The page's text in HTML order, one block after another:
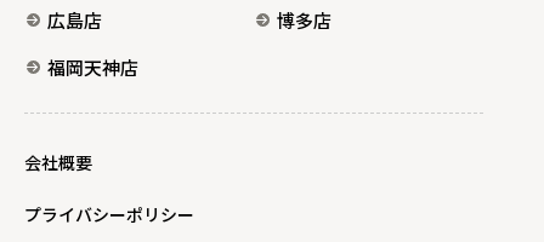
広島店
博多店
福岡天神店
会社概要
プライバシーポリシー